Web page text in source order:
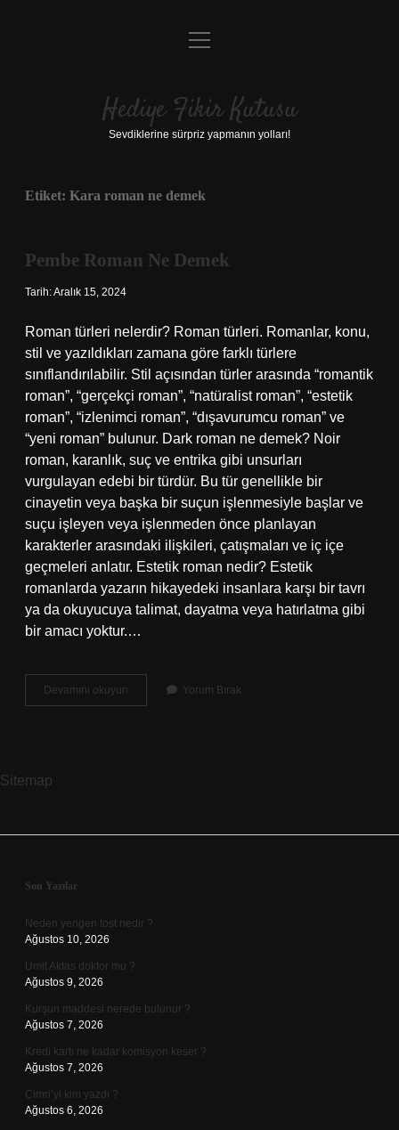
Anasayfa
Yasal Uyarı
menüyü
Hediye Fikir Kutusu
Sevdiklerine sürpriz yapmanın yolları!
Etiket: Kara roman ne demek
Pembe Roman Ne Demek
Tarih: Aralık 15, 2024
Roman türleri nelerdir? Roman türleri. Romanlar, konu,
stil ve yazıldıkları zamana göre farklı türlere
sınıflandırılabilir. Stil açısından türler arasında “romantik
roman”, “gerçekçi roman”, “natüralist roman”, “estetik
roman”, “izlenimci roman”, “dışavurumcu roman” ve
“yeni roman” bulunur. Dark roman ne demek? Noir
roman, karanlık, suç ve entrika gibi unsurları
vurgulayan edebi bir türdür. Bu tür genellikle bir
cinayetin veya başka bir suçun işlenmesiyle başlar ve
suçu işleyen veya işlenmeden önce planlayan
karakterler arasındaki ilişkileri, çatışmaları ve iç içe
geçmeleri anlatır. Estetik roman nedir? Estetik
romanlarda yazarın hikayedeki insanlara karşı bir tavrı
ya da okuyucuya talimat, dayatma veya hatırlatma gibi
bir amacı yoktur.…
Devamını okuyun
Roman
Yorum Bırak
Sitemap
Sidebar
Son Yazılar
Neden yengen tost nedir ?
Ağustos 10, 2026
Umit Aktas doktor mu ?
Ağustos 9, 2026
Kurşun maddesi nerede bulunur ?
Ağustos 7, 2026
Kredi kartı ne kadar komisyon keser ?
Ağustos 7, 2026
Cimri’yi kim yazdı ?
Ağustos 6, 2026